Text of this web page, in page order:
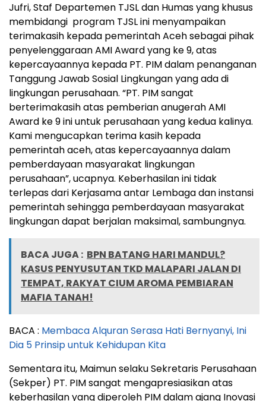
Jufri, Staf Departemen TJSL dan Humas yang khusus
membidangi program TJSL ini menyampaikan
terimakasih kepada pemerintah Aceh sebagai pihak
penyelenggaraan AMI Award yang ke 9, atas
kepercayaannya kepada PT. PIM dalam penanganan
Tanggung Jawab Sosial Lingkungan yang ada di
lingkungan perusahaan. “PT. PIM sangat
berterimakasih atas pemberian anugerah AMI
Award ke 9 ini untuk perusahaan yang kedua kalinya.
Kami mengucapkan terima kasih kepada
pemerintah aceh, atas kepercayaannya dalam
pemberdayaan masyarakat lingkungan
perusahaan”, ucapnya. Keberhasilan ini tidak
terlepas dari Kerjasama antar Lembaga dan instansi
pemerintah sehingga pemberdayaan masyarakat
lingkungan dapat berjalan maksimal, sambungnya.
BACA JUGA : BPN BATANG HARI MANDUL?
KASUS PENYUSUTAN TKD MALAPARI JALAN DI
TEMPAT, RAKYAT CIUM AROMA PEMBIARAN
MAFIA TANAH!
BACA : Membaca Alquran Serasa Hati Bernyanyi, Ini
Dia 5 Prinsip untuk Kehidupan Kita
Sementara itu, Maimun selaku Sekretaris Perusahaan
(Sekper) PT. PIM sangat mengapresiasikan atas
keberhasilan yang diperoleh PIM dalam ajang Inovasi